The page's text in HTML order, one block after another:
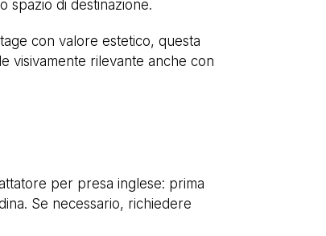
spazio di destinazione.
con valore estetico, questa
visivamente rilevante anche con
per presa inglese: prima
Se necessario, richiedere